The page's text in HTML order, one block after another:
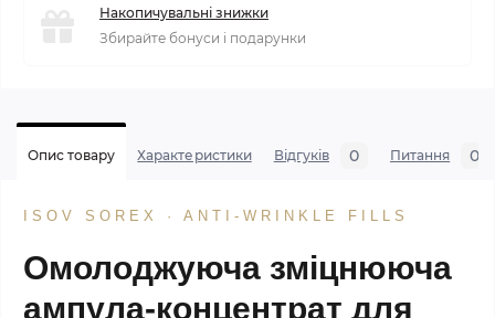
Накопичувальні знижки
Збирайте бонуси і подарунки
Опис товару Характеристики Відгуків 0 Питання 0
ISOV SOREX · ANTI-WRINKLE FILLS
Омолоджуюча зміцнююча
ампула-концентрат для